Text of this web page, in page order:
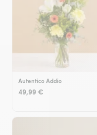
Autentico Addio
49,99 €